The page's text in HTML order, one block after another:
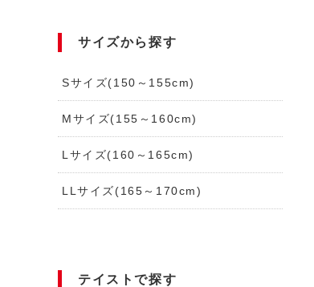
サイズから探す
Sサイズ(150～155cm)
Mサイズ(155～160cm)
Lサイズ(160～165cm)
LLサイズ(165～170cm)
テイストで探す